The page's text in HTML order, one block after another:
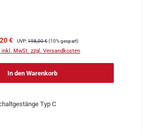
€ Regulärer Preis:
UVP:198,00 €(10% gespart)
inkl. MwSt. zzgl. Versandkosten
In den Warenkorb